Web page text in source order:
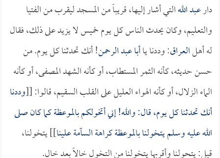
دارعبد اللهالتي أشار إليها، قريباً من المسجد ليقرب من الفتيا
والتعليم، وكان يحدث الناس كل يوم خميس لا يزيد على ذلك، فقال
له أهلالعراق: وددنا ياأبا عبد الرحمن! أنك تحدثنا كل يوم. من
حسن حديثه، كأنه الثمر المستطاب، أو كأنه الشهد المصفى، أو كأنه
الماء الزلال، أو كأنه الهواء العليل على القلب السقيم، قالوا: [[وددنا
أنك تحدثنا كل يوم، قال: والله! إني أتخولكم بالموعظة كما كان صلى
الله عليه وسلم يتخولنا بالموعظة كراهة السآمة علينا]] يتخولنا،